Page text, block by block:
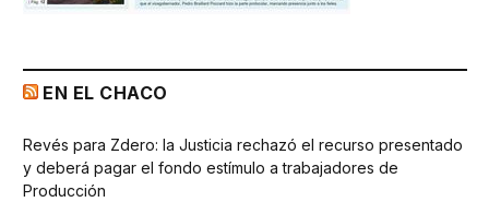
EN EL CHACO
Revés para Zdero: la Justicia rechazó el recurso presentado
y deberá pagar el fondo estímulo a trabajadores de
Producción